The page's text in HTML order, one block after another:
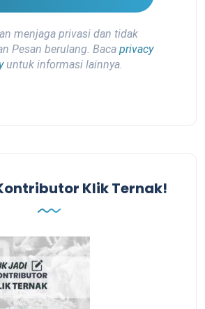
menjaga privasi dan tidak
Pesan berulang. Baca privacy
untuk informasi lainnya.
Klik Ternak!